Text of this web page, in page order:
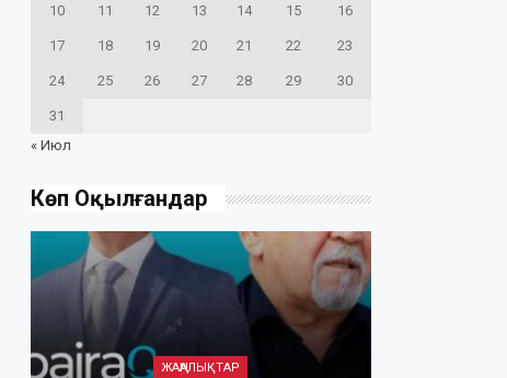
10 11 12 13 14 15 16
17 18 19 20 21 22 23
24 25 26 27 28 29 30
31
« Июл
Көп Оқылғандар
ЖАҢАЛЫҚТАР